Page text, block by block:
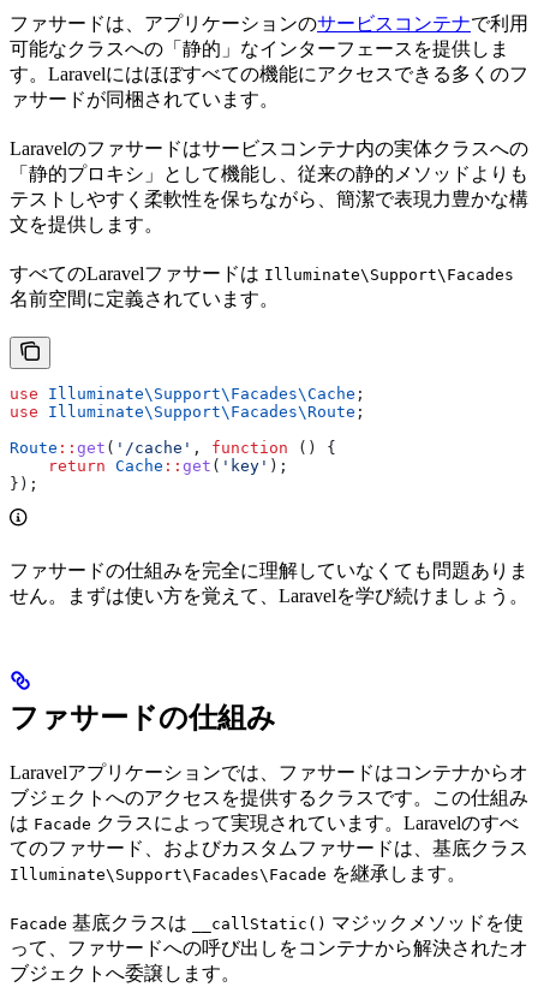
ファサードは、アプリケーションのサービスコンテナで利用
可能なクラスへの「静的」なインターフェースを提供しま
す。Laravelにはほぼすべての機能にアクセスできる多くのフ
ァサードが同梱されています。
Laravelのファサードはサービスコンテナ内の実体クラスへの
「静的プロキシ」として機能し、従来の静的メソッドよりも
テストしやすく柔軟性を保ちながら、簡潔で表現力豊かな構
文を提供します。
すべてのLaravelファサードは Illuminate\Support\Facades
名前空間に定義されています。
use Illuminate\Support\Facades\Cache ;
use Illuminate\Support\Facades\Route ;
Route :: get ( '/cache' , function () {
    return
Cache :: get ( 'key' );
});
ファサードの仕組みを完全に理解していなくても問題ありま
せん。まずは使い方を覚えて、Laravelを学び続けましょう。
ファサードの仕組み
Laravelアプリケーションでは、ファサードはコンテナからオ
ブジェクトへのアクセスを提供するクラスです。この仕組み
は Facade クラスによって実現されています。Laravelのすべ
てのファサード、およびカスタムファサードは、基底クラス
Illuminate\Support\Facades\Facade を継承します。
Facade 基底クラスは __callStatic() マジックメソッドを使
って、ファサードへの呼び出しをコンテナから解決されたオ
ブジェクトへ委譲します。